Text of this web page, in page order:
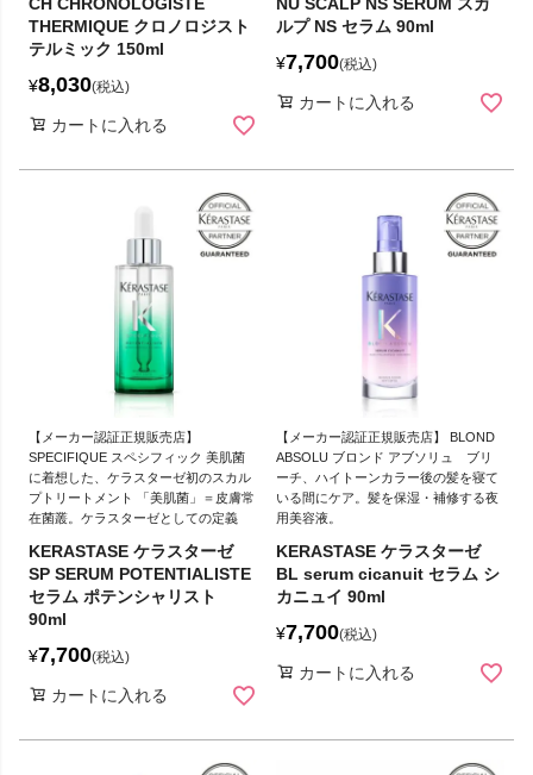
THERMIQUE クロノロジスト
テルミック 150ml
¥8,030 税込
カートに入れる
ルプ NS セラム 90ml
¥7,700 税込
カートに入れる
【メーカー認証正規販売店】
SPECIFIQUE スペシフィック 美肌菌
に着想した、ケラスターゼ初のスカル
プトリートメント 「美肌菌」＝皮膚常
在菌叢。ケラスターゼとしての定義
KERASTASE ケラスターゼ
SP SERUM POTENTIALISTE
セラム ポテンシャリスト
90ml
¥7,700 税込
カートに入れる
【メーカー認証正規販売店】 BLOND
ABSOLU ブロンド アブソリュ ブリ
ーチ、ハイトーンカラー後の髪を寝て
いる間にケア。髪を保湿・補修する夜
用美容液。
KERASTASE ケラスターゼ
BL serum cicanuit セラム シ
カニュイ 90ml
¥7,700 税込
カートに入れる